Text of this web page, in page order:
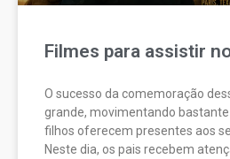
Filmes para assistir
O sucesso da comemoração
grande, movimentando
filhos oferecem presentes aos
Neste dia, os pais recebem